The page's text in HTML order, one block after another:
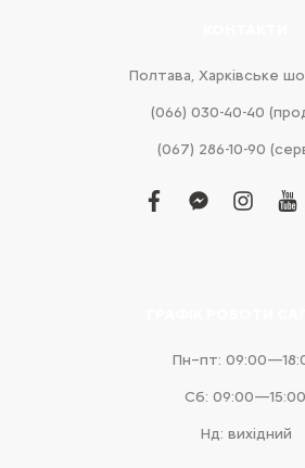
Полтава, Харківське
(066) 030-40-40
(067) 286-10-90
facebook
facebook-
Пн–пт:
Сб: 09:00—15:00
Нд: вихідний